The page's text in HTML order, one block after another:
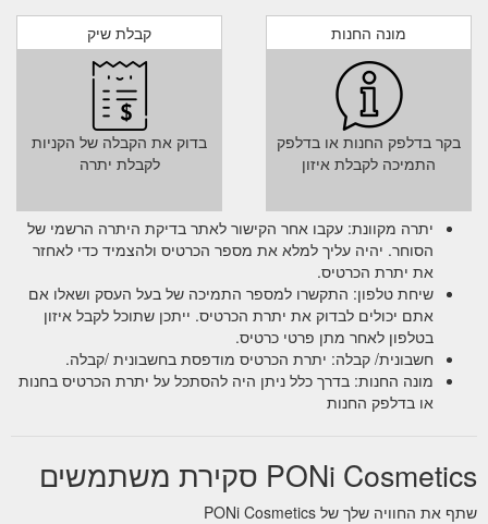
we’ve got you covered for each of your favourite eye
makeup looks. Define your eyes, lengthen lashes, and
amp up the drama and with the best eye makeup from
the PONi range. Natural and ...
https://www.ponicosmetics.com.au/shop/eyes
Cruelty Free - PONi Cosmetics
e-Gift Card. Instashop;
shipping on all orders; Shop now, pay later; Hassle free
returns; Home ; Blog ; Cruelty Free; Cruelty Free APR
26, 2021 ; Our Mother''s Day Makeup Gift Picks READ
MORE . MAR 22, 2021 ; The Right Way to Apply Blush
READ MORE . MAR 03, 2021 ; Key places to apply
highlighter READ MORE . FEB 08, 2021 ; Our Top Picks
https://www.ponicosmetics.com.au/blogs/cruelty-
free
קבלת שיק
בדוק את הקבלה של הקניות
לקבלת יתרה
מונה החנות
בקר בדלפק החנות או בדלפק
התמיכה לקבלת איזון
יתרה מקוונת: עקבו אחר הקישור לאתר בדיקת היתרה הרשמי של
הסוחר. יהיה עליך למלא את מספר הכרטיס ולהצמיד כדי לאחזר
את יתרת הכרטיס.
שיחת טלפון: התקשרו למספר התמיכה של בעל העסק ושאלו אם
אתם יכולים לבדוק את יתרת הכרטיס. ייתכן שתוכל לקבל איזון
בטלפון לאחר מתן פרטי כרטיס.
חשבונית/ קבלה: יתרת הכרטיס מודפסת בחשבונית /קבלה.
מונה החנות: בדרך כלל ניתן היה להסתכל על יתרת הכרטיס בחנות
או בדלפק החנות
PONi Cosmetics סקירת משתמשים
שתף את החוויה שלך של PONi Cosmetics